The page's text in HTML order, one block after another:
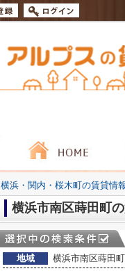
横浜・関内・桜木町の賃貸情
横浜市南区蒔田町
地域
横浜市南区蒔田町